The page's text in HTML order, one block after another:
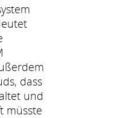
dass
und
müsste